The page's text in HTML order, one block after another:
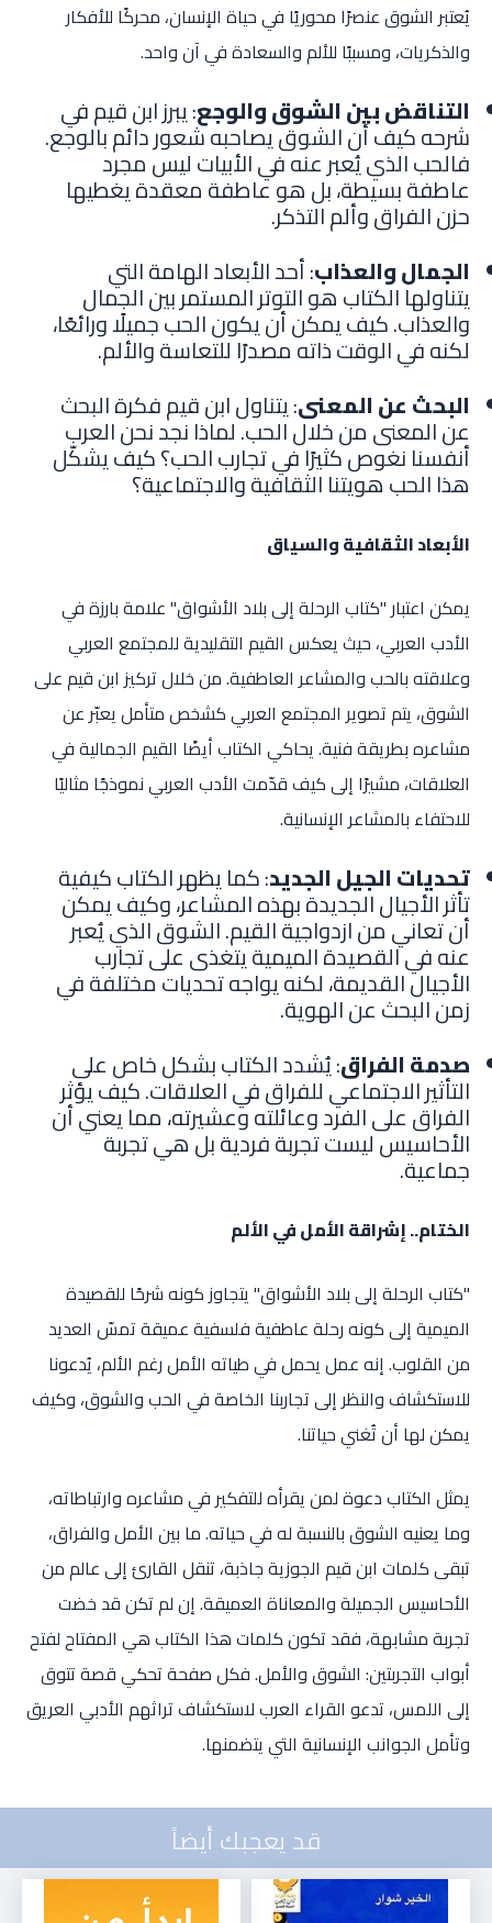
يُعتبر الشوق عنصرًا محوريًا في حياة الإنسان، محركًا للأفكار
والذكريات، ومسببًا للألم والسعادة في آن واحد.
التناقض بين الشوق والوجع: يبرز ابن قيم في
شرحه كيف أن الشوق يصاحبه شعور دائم بالوجع.
فالحب الذي يُعبر عنه في الأبيات ليس مجرد
عاطفة بسيطة، بل هو عاطفة معقدة يغطيها
حزن الفراق وألم التذكر.
الجمال والعذاب: أحد الأبعاد الهامة التي
يتناولها الكتاب هو التوتر المستمر بين الجمال
والعذاب. كيف يمكن أن يكون الحب جميلًا ورائعًا،
لكنه في الوقت ذاته مصدرًا للتعاسة والألم.
البحث عن المعنى: يتناول ابن قيم فكرة البحث
عن المعنى من خلال الحب. لماذا نجد نحن العرب
أنفسنا نغوص كثيرًا في تجارب الحب؟ كيف يشكّل
هذا الحب هويتنا الثقافية والاجتماعية؟
الأبعاد الثقافية والسياق
يمكن اعتبار "كتاب الرحلة إلى بلاد الأشواق" علامة بارزة في
الأدب العربي، حيث يعكس القيم التقليدية للمجتمع العربي
وعلاقته بالحب والمشاعر العاطفية. من خلال تركيز ابن قيم على
الشوق، يتم تصوير المجتمع العربي كشخص متأمل يعبّر عن
مشاعره بطريقة فنية. يحاكي الكتاب أيضًا القيم الجمالية في
العلاقات، مشيرًا إلى كيف قدّمت الأدب العربي نموذجًا مثاليًا
للاحتفاء بالمشاعر الإنسانية.
تحديات الجيل الجديد: كما يظهر الكتاب كيفية
تأثر الأجيال الجديدة بهذه المشاعر، وكيف يمكن
أن تعاني من ازدواجية القيم. الشوق الذي يُعبر
عنه في القصيدة الميمية يتغذى على تجارب
الأجيال القديمة، لكنه يواجه تحديات مختلفة في
زمن البحث عن الهوية.
صدمة الفراق: يُشدد الكتاب بشكل خاص على
التأثير الاجتماعي للفراق في العلاقات. كيف يؤثر
الفراق على الفرد وعائلته وعشيرته، مما يعني أن
الأحاسيس ليست تجربة فردية بل هي تجربة
جماعية.
الختام.. إشراقة الأمل في الألم
"كتاب الرحلة إلى بلاد الأشواق" يتجاوز كونه شرحًا للقصيدة
الميمية إلى كونه رحلة عاطفية فلسفية عميقة تمسّ العديد
من القلوب. إنه عمل يحمل في طياته الأمل رغم الألم، يُدعونا
للاستكشاف والنظر إلى تجاربنا الخاصة في الحب والشوق، وكيف
يمكن لها أن تُغني حياتنا.
يمثل الكتاب دعوة لمن يقرأه للتفكير في مشاعره وارتباطاته،
وما يعنيه الشوق بالنسبة له في حياته. ما بين الأمل والفراق،
تبقى كلمات ابن قيم الجوزية جاذبة، تنقل القارئ إلى عالم من
الأحاسيس الجميلة والمعاناة العميقة. إن لم تكن قد خضت
تجربة مشابهة، فقد تكون كلمات هذا الكتاب هي المفتاح لفتح
أبواب التجربتين: الشوق والأمل. فكل صفحة تحكي قصة تتوق
إلى اللمس، تدعو القراء العرب لاستكشاف تراثهم الأدبي العريق
وتأمل الجوانب الإنسانية التي يتضمنها.
قد يعجبك أيضاً